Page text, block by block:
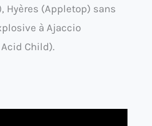
Hyères (Appletop) sans
à Ajaccio
Child).